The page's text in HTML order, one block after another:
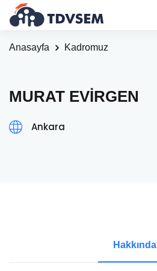
Anasayfa Kadromuz
MURAT EVİRGEN
Ankara
Hakkında